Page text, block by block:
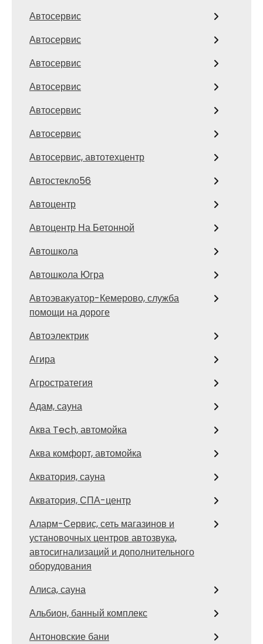
Автосервис
Автосервис
Автосервис
Автосервис
Автосервис
Автосервис
Автосервис, автотехцентр
Автостекло56
Автоцентр
Автоцентр На Бетонной
Автошкола
Автошкола Югра
Автоэвакуатор-Кемерово, служба
помощи на дороге
Автоэлектрик
Агира
Агростратегия
Адам, сауна
Аква Tech, автомойка
Аква комфорт, автомойка
Акватория, сауна
Акватория, СПА-центр
Аларм-Сервис, сеть магазинов и
установочных центров автозвука,
автосигнализаций и дополнительного
оборудования
Алиса, сауна
Альбион, банный комплекс
Антоновские бани